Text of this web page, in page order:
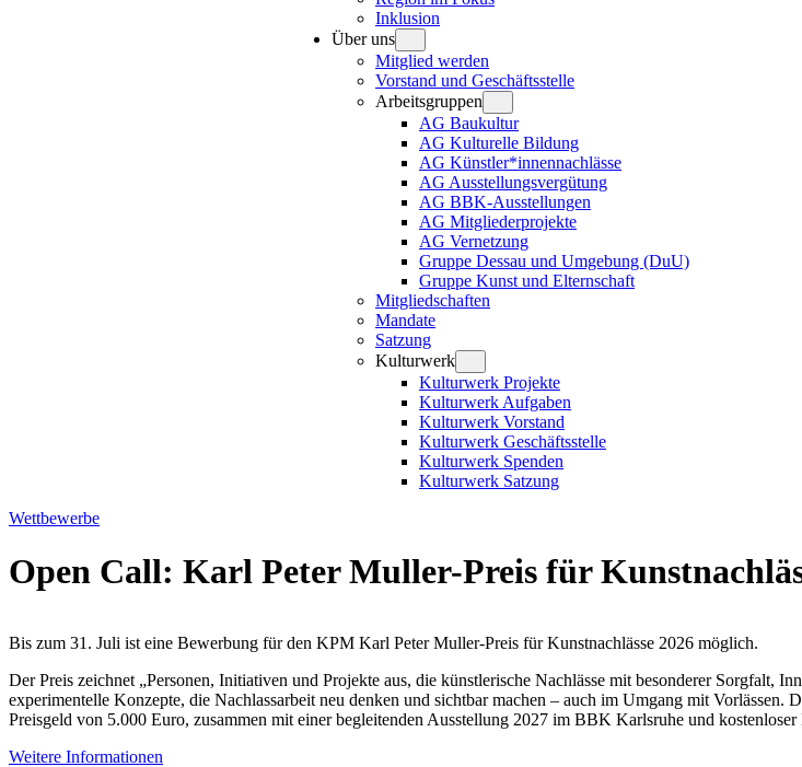
Inklusion
Über uns
Mitglied werden
Vorstand und Geschäftsstelle
Arbeitsgruppen
AG Baukultur
AG Kulturelle Bildung
AG Künstler*innennachlässe
AG Ausstellungsvergütung
AG BBK-Ausstellungen
AG Mitgliederprojekte
AG Vernetzung
Gruppe Dessau und Umgebung (DuU)
Gruppe Kunst und Elternschaft
Mitgliedschaften
Mandate
Satzung
Kulturwerk
Kulturwerk Projekte
Kulturwerk Aufgaben
Kulturwerk Vorstand
Kulturwerk Geschäftsstelle
Kulturwerk Spenden
Kulturwerk Satzung
Wettbewerbe
Open Call: Karl Peter Muller-Preis für
Bis zum 31. Juli ist eine Bewerbung für den KPM Karl Peter Muller-Preis für Kunstnachlässe 2026 möglich.
Der Preis zeichnet „Personen, Initiativen und Projekte aus, die künstlerische Nachlässe mit besonderer Sorgfalt,
experimentelle Konzepte, die Nachlassarbeit neu denken und sichtbar machen – auch im Umgang mit
Preisgeld von 5.000 Euro, zusammen mit einer begleitenden Ausstellung 2027 im BBK Karlsruhe und
Weitere Informationen